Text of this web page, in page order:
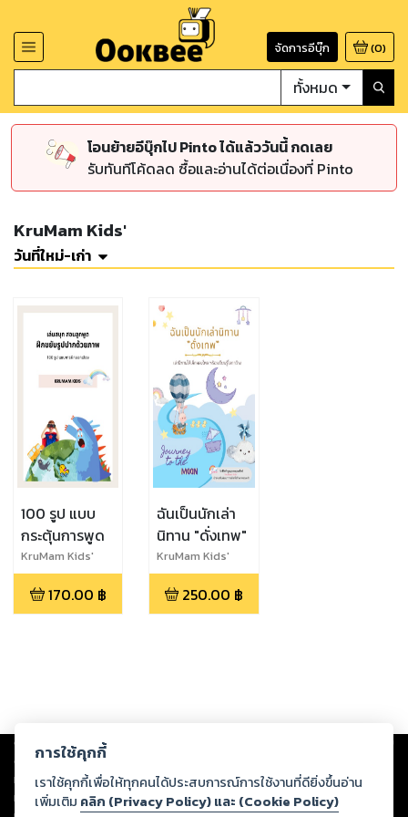
จัดการอีบุ๊ก (0)
ทั้งหมด
โอนย้ายอีบุ๊กไป Pinto ได้แล้ววันนี้ กดเลย
รับทันทีโค้ดลด ซื้อและอ่านได้ต่อเนื่องที่ Pinto
KruMam Kids'
วันที่ใหม่-เก่า
100 รูป แบบ
กระตุ้นการพูด
KruMam Kids'
170.00 ฿
ฉันเป็นนักเล่า
นิทาน "ดั่งเทพ"
KruMam Kids'
250.00 ฿
Copyright © 2026
ต่อผลงานหรือเนื้อหาใดที่อัปโหลดผ่านเว็บไซต์และปรากฏว่าละเมิดสิทธิใน
ทรัพย์สินทางปัญญาของบุคคลอื่นหรือขัดต่อกฎหมายและศีลธรรม ดังนั้น ผู้อ่าน
ทุกท่านโปรดใช้วิจารณญาณในการกลั่นกรองด้วยตนเอง และหากท่านพบว่าส่วน
การใช้คุกกี้
เราใช้คุกกี้เพื่อให้ทุกคนได้ประสบการณ์การใช้งานที่ดียิ่งขึ้นอ่าน
เพิ่มเติม คลิก (Privacy Policy) และ (Cookie Policy)